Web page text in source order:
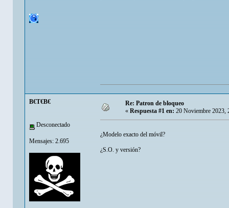
B€T€B€
Desconectado
Mensajes: 2.695
Re: Patron de bloqueo
« Respuesta #1 en: 20 Noviembre 2023,
¿Modelo exacto del móvil?
¿S.O. y versión?